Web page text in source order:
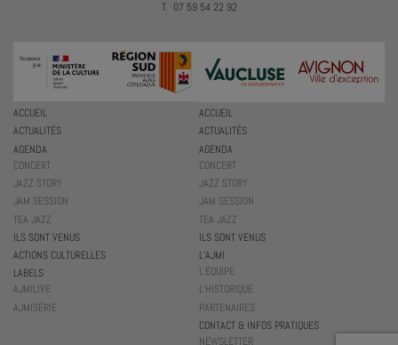
T. 07 59 54 22 92
ACCUEIL
ACTUALITÉS
AGENDA
CONCERT
JAZZ STORY
JAM SESSION
TEA JAZZ
ILS SONT VENUS
ACCUEIL
ACTUALITÉS
AGENDA
CONCERT
JAZZ STORY
JAM SESSION
TEA JAZZ
ILS SONT VENUS
ACTIONS CULTURELLES
LABELS
AJMILIVE
AJMISÉRIE
L’AJMI
L’ÉQUIPE
L’HISTORIQUE
PARTENAIRES
CONTACT & INFOS PRATIQUES
NEWSLETTER